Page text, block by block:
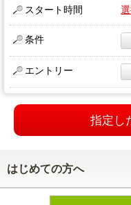
スタート時間
条件
エントリー
指定し
はじめての方へ